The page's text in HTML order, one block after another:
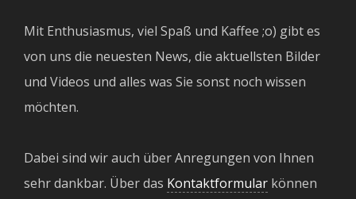
Mit Enthusiasmus, viel Spaß und Kaffee ;o) gibt es
von uns die neuesten News, die aktuellsten Bilder
und Videos und alles was Sie sonst noch wissen
möchten.
Dabei sind wir auch über Anregungen von Ihnen
sehr dankbar. Über das Kontaktformular können